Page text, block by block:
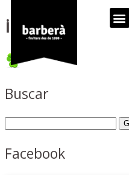
icon_2
Buscar
Facebook